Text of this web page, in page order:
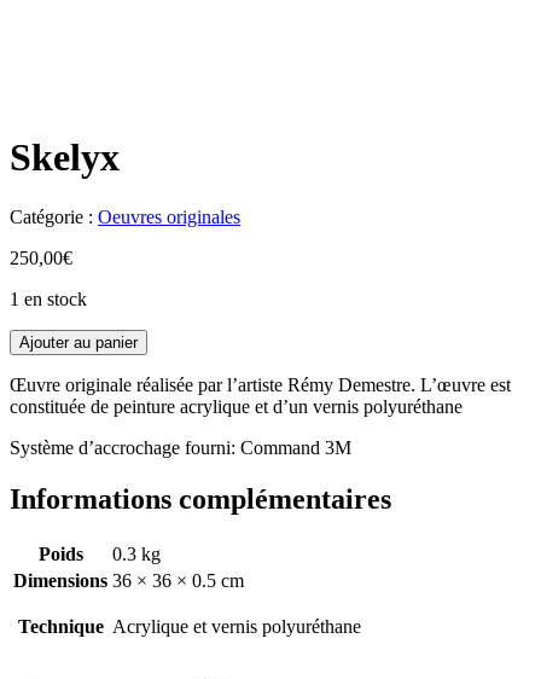
Skelyx
Catégorie : Oeuvres originales
250,00€
1 en stock
Ajouter au panier
Œuvre originale réalisée par l’artiste Rémy Demestre. L’œuvre est
constituée de peinture acrylique et d’un vernis polyuréthane
Système d’accrochage fourni: Command 3M
Informations complémentaires
Poids
0.3 kg
Dimensions 36 × 36 × 0.5 cm
Technique Acrylique et vernis polyuréthane